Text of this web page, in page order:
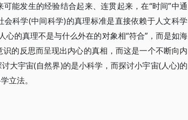
能发生的经验结合起来、连贯起来，在“时间”中通
科学(中间科学)的真理标准是直接依赖于人文科学
的真理不是与什么外在的对象相“符合”，而是如海
的反思而呈现出内心的真相，而这是一个不断向内
大宇宙(自然界)的是小科学，而探讨小宇宙(人心)的
立法。